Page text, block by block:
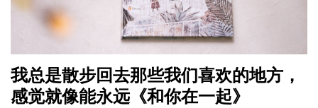
我总是散步回去那些我们喜欢的地方，
感觉就像能永远《和你在一起》